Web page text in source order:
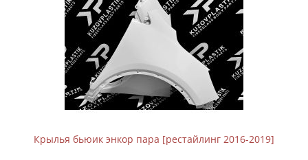
Крылья бьюик энкор пара [рестайлинг 2016-2019]